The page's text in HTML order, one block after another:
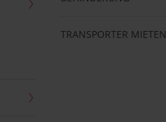
TRANSPORTER MIETEN